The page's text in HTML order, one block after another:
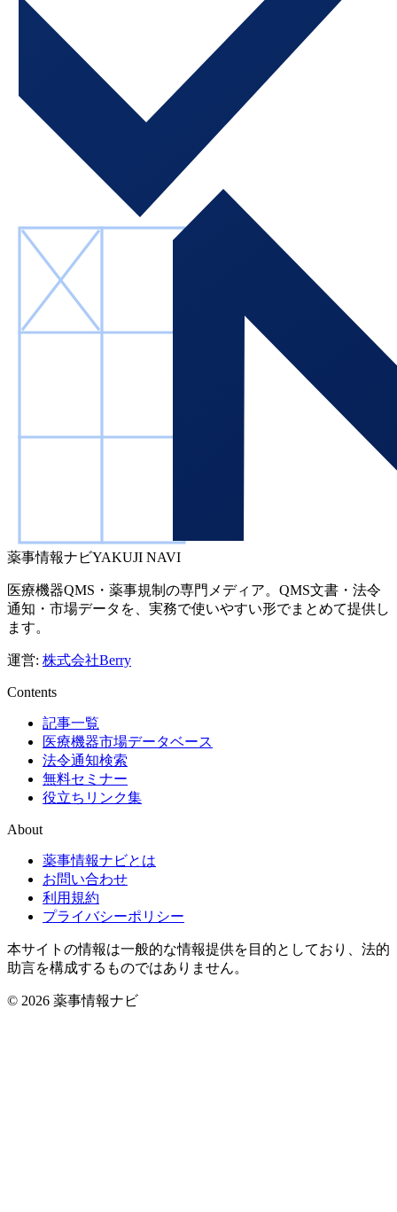
薬事情報ナビYAKUJI NAVI
医療機器QMS・薬事規制の専門メディア。QMS文書・法令
通知・市場データを、実務で使いやすい形でまとめて提供し
ます。
運営: 株式会社Berry
Contents
記事一覧
医療機器市場データベース
法令通知検索
無料セミナー
役立ちリンク集
About
薬事情報ナビとは
お問い合わせ
利用規約
プライバシーポリシー
本サイトの情報は一般的な情報提供を目的としており、法的
助言を構成するものではありません。
© 2026 薬事情報ナビ